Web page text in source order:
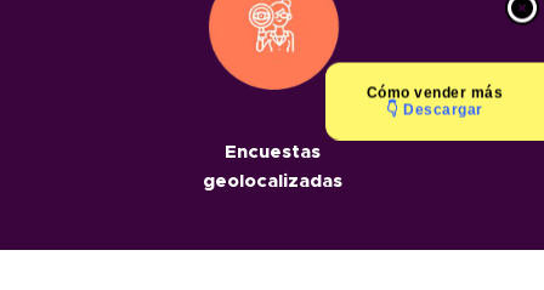
Cómovender más
👇 Descargar
Encuestas
geolocalizadas